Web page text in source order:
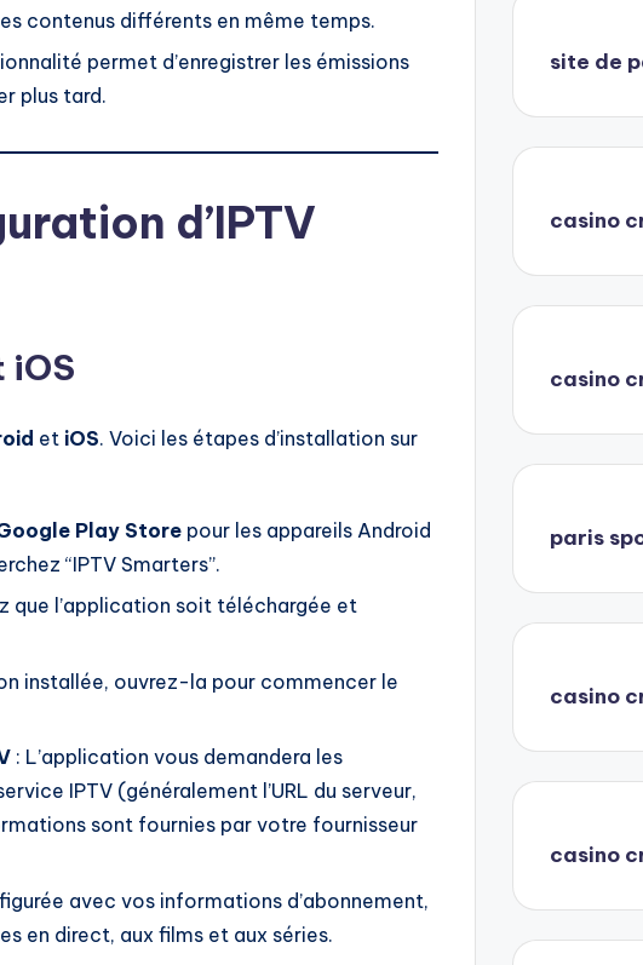
contenus différents en même temps.
permet d’enregistrer les émissions
plus tard.
d’IPTV
iOS
et iOS. Voici les étapes d’installation sur
Play Store pour les appareils Android
“IPTV Smarters”.
que l’application soit téléchargée et
installée, ouvrez-la pour commencer le
: L’application vous demandera les
IPTV (généralement l’URL du serveur,
sont fournies par votre fournisseur
avec vos informations d’abonnement,
en direct, aux films et aux séries.
site de
casino
casino
paris
casino
casino